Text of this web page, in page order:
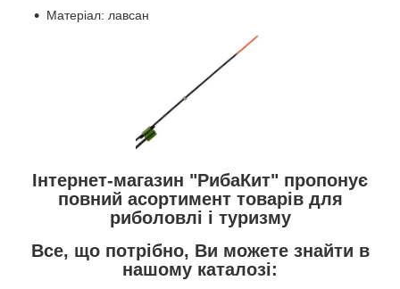
Матеріал: лавсан
Інтернет-магазин "РибаКит" пропонує
повний асортимент товарів для
риболовлі і туризму
Все, що потрібно, Ви можете знайти в
нашому каталозі: